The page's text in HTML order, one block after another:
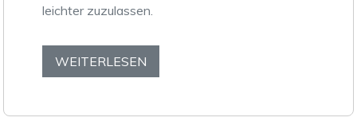
leichter zuzulassen.
WEITERLESEN